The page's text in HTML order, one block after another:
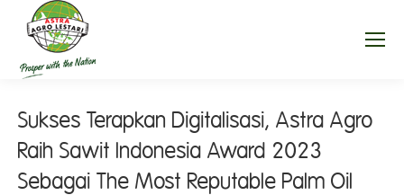
Sukses Terapkan Digitalisasi, Astra Agro
Raih Sawit Indonesia Award 2023
Sebagai The Most Reputable Palm Oil